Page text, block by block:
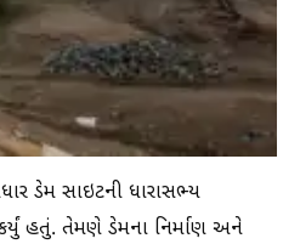
ડેમ સાઇટની ધારાસભ્ય
હતું. તેમણે ડેમના નિર્માણ અને